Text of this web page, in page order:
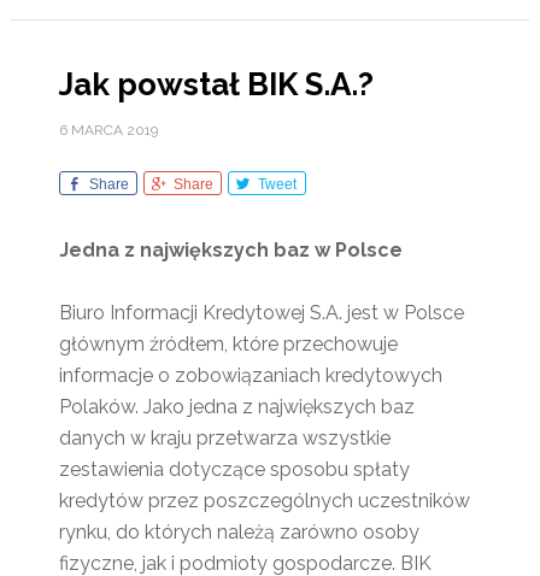
Jak powstał BIK S.A.?
6 MARCA 2019
Share Share Tweet
Jedna z największych baz w Polsce
Biuro Informacji Kredytowej S.A. jest w Polsce
głównym źródłem, które przechowuje
informacje o zobowiązaniach kredytowych
Polaków. Jako jedna z największych baz
danych w kraju przetwarza wszystkie
zestawienia dotyczące sposobu spłaty
kredytów przez poszczególnych uczestników
rynku, do których należą zarówno osoby
fizyczne, jak i podmioty gospodarcze. BIK